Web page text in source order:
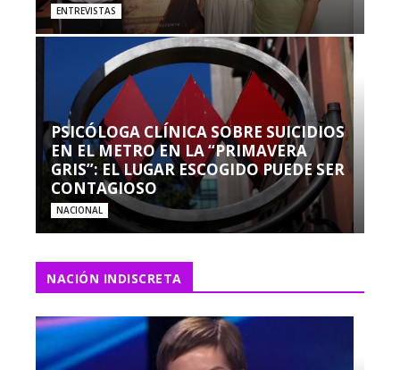
ENTREVISTAS
PSICÓLOGA CLÍNICA SOBRE SUICIDIOS
EN EL METRO EN LA “PRIMAVERA
GRIS”: EL LUGAR ESCOGIDO PUEDE SER
CONTAGIOSO
NACIONAL
NACIÓN INDISCRETA